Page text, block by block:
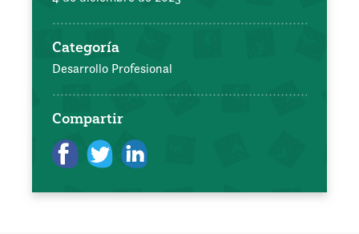
Categoría
Desarrollo Profesional
Compartir